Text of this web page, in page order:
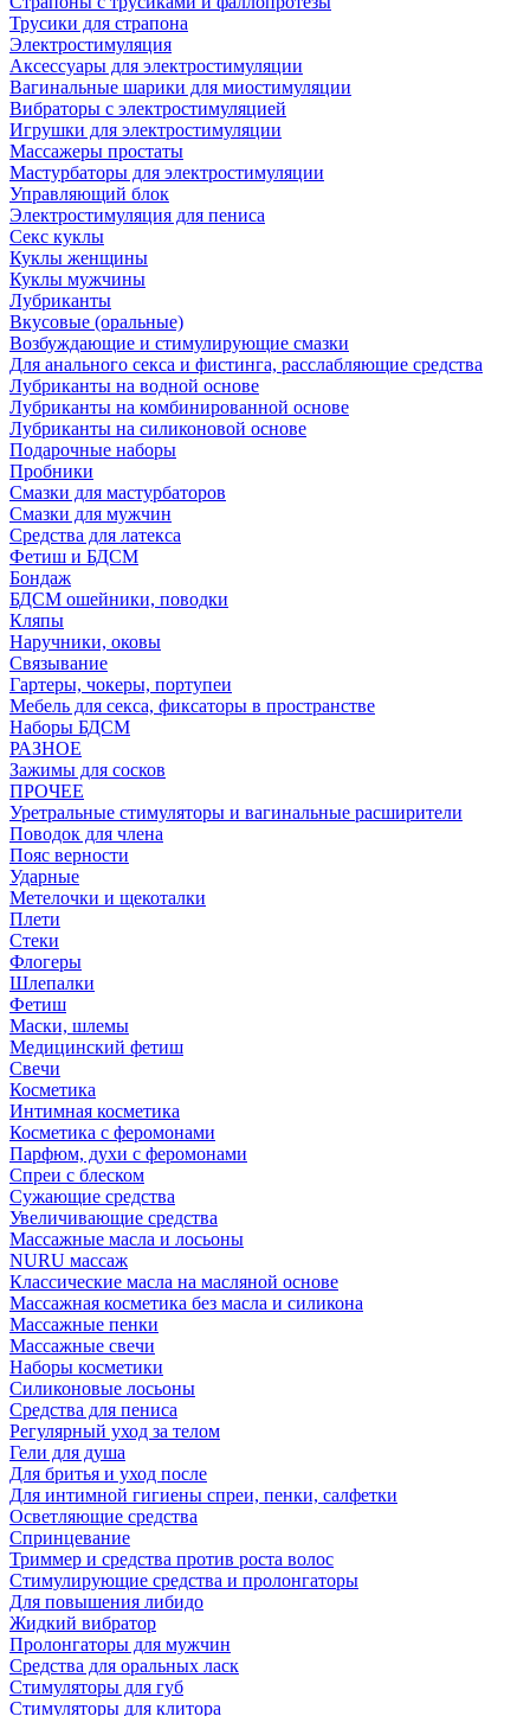
Трусики для страпона
Электростимуляция
Аксессуары для электростимуляции
Вагинальные шарики для миостимуляции
Вибраторы с электростимуляцией
Игрушки для электростимуляции
Массажеры простаты
Мастурбаторы для электростимуляции
Управляющий блок
Электростимуляция для пениса
Секс куклы
Куклы женщины
Куклы мужчины
Лубриканты
Вкусовые (оральные)
Возбуждающие и стимулирующие смазки
Для анального секса и фистинга, расслабляющие средства
Лубриканты на водной основе
Лубриканты на комбинированной основе
Лубриканты на силиконовой основе
Подарочные наборы
Пробники
Смазки для мастурбаторов
Смазки для мужчин
Средства для латекса
Фетиш и БДСМ
Бондаж
БДСМ ошейники, поводки
Кляпы
Наручники, оковы
Связывание
Гартеры, чокеры, портупеи
Мебель для секса, фиксаторы в пространстве
Наборы БДСМ
РАЗНОЕ
Зажимы для сосков
ПРОЧЕЕ
Уретральные стимуляторы и вагинальные расширители
Поводок для члена
Пояс верности
Ударные
Метелочки и щекоталки
Плети
Стеки
Флогеры
Шлепалки
Фетиш
Маски, шлемы
Медицинский фетиш
Свечи
Косметика
Интимная косметика
Косметика с феромонами
Парфюм, духи с феромонами
Спреи с блеском
Сужающие средства
Увеличивающие средства
Массажные масла и лосьоны
NURU массаж
Классические масла на масляной основе
Массажная косметика без масла и силикона
Массажные пенки
Массажные свечи
Наборы косметики
Силиконовые лосьоны
Средства для пениса
Регулярный уход за телом
Гели для душа
Для бритья и уход после
Для интимной гигиены спреи, пенки, салфетки
Осветляющие средства
Спринцевание
Триммер и средства против роста волос
Стимулирующие средства и пролонгаторы
Для повышения либидо
Жидкий вибратор
Пролонгаторы для мужчин
Средства для оральных ласк
Стимуляторы для губ
Стимуляторы для клитора